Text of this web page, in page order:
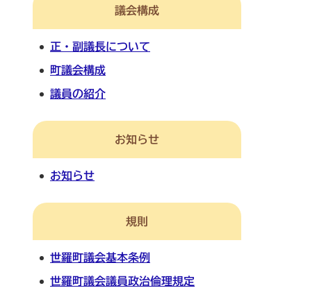
議会構成
正・副議長について
町議会構成
議員の紹介
お知らせ
お知らせ
規則
世羅町議会基本条例
世羅町議会議員政治倫理規定